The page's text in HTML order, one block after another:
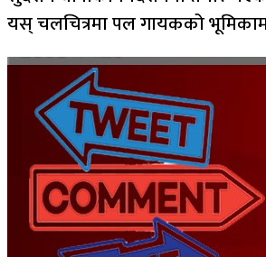
यस् चलचित्रमा पल गायकको